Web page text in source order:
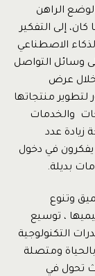
الراهن
إلى التفكير
الاصطناعي
وسائل التواصل
خلال عرض
منتجاتها
والخدمات
زيادة عدد
يفكرون في دخول
بديلة.
وتنوع
، توسيع
التكنولوجية
ومتصلة
تحول في